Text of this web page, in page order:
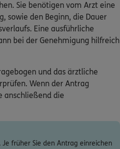
Sie benötigen vom Arzt eine
sowie den Beginn, die Dauer
Eine ausführliche
bei der Genehmigung hilfreich
und das ärztliche
Wenn der Antrag
anschließend die
früher Sie den Antrag einreichen